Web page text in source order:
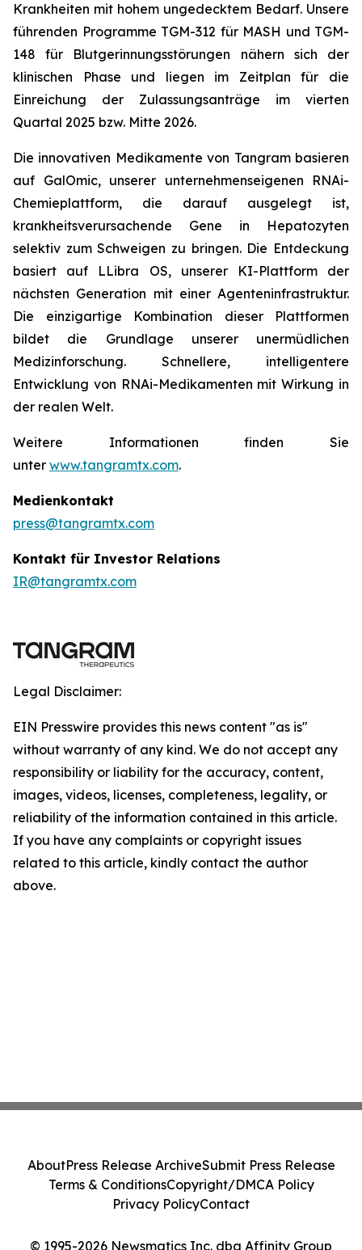
Krankheiten mit hohem ungedecktem Bedarf. Unsere
führenden Programme TGM-312 für MASH und TGM-
148 für Blutgerinnungsstörungen nähern sich der
klinischen Phase und liegen im Zeitplan für die
Einreichung der Zulassungsanträge im vierten
Quartal 2025 bzw. Mitte 2026.
Die innovativen Medikamente von Tangram basieren
auf GalOmic, unserer unternehmenseigenen RNAi-
Chemieplattform, die darauf ausgelegt ist,
krankheitsverursachende Gene in Hepatozyten
selektiv zum Schweigen zu bringen. Die Entdeckung
basiert auf LLibra OS, unserer KI-Plattform der
nächsten Generation mit einer Agenteninfrastruktur.
Die einzigartige Kombination dieser Plattformen
bildet die Grundlage unserer unermüdlichen
Medizinforschung. Schnellere, intelligentere
Entwicklung von RNAi-Medikamenten mit Wirkung in
der realen Welt.
Weitere Informationen finden Sie
unter www.tangramtx.com.
Medienkontakt
press@tangramtx.com
Kontakt für Investor Relations
IR@tangramtx.com
Legal Disclaimer:
EIN Presswire provides this news content "as is"
without warranty of any kind. We do not accept any
responsibility or liability for the accuracy, content,
images, videos, licenses, completeness, legality, or
reliability of the information contained in this article.
If you have any complaints or copyright issues
related to this article, kindly contact the author
above.
© 1995-2026 Newsmatics Inc. dba Affinity Group
AboutPress Release ArchiveSubmit Press Release
Terms & ConditionsCopyright/DMCA Policy
Privacy PolicyContact